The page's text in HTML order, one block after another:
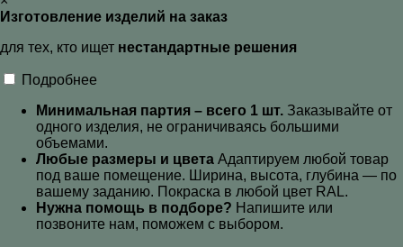
Изготовление изделий на заказ
для тех, кто ищет нестандартные решения
Подробнее
Минимальная партия – всего 1 шт. Заказывайте от
одного изделия, не ограничиваясь большими
объемами.
Любые размеры и цвета Адаптируем любой товар
под ваше помещение. Ширина, высота, глубина — по
вашему заданию. Покраска в любой цвет RAL.
Нужна помощь в подборе? Напишите или
позвоните нам, поможем с выбором.